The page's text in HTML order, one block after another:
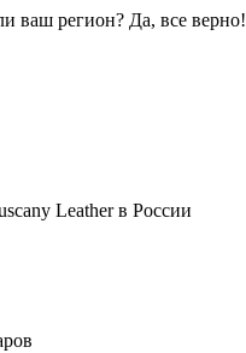
ваш регион? Да, все верно!
Leather в России